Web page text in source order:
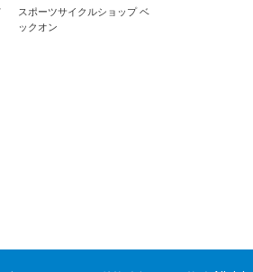
ブル対処法、外れたチェーン
スポーツサイクルショップ ベ
ックオン